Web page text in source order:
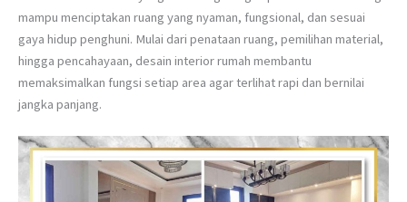
mampu menciptakan ruang yang nyaman, fungsional, dan sesuai
gaya hidup penghuni. Mulai dari penataan ruang, pemilihan material,
hingga pencahayaan, desain interior rumah membantu
memaksimalkan fungsi setiap area agar terlihat rapi dan bernilai
jangka panjang.